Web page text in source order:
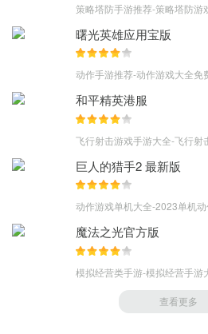
策略塔防手游推荐-策略塔防游
曙光英雄应用宝版
动作手游推荐-动作游戏大全免
和平精英港服
飞行射击游戏手游大全-飞行
巨人的猎手2 最新版
动作游戏单机大全-2023单机
魔法之光官方版
模拟经营类手游-模拟经营手游
查看更多